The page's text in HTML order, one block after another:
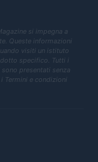
si impegna a
Queste informazioni
visiti un istituto
specifico. Tutti i
presentati senza
Termini e condizioni